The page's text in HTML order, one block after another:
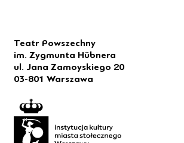
Teatr Powszechny
im. Zygmunta Hübnera
ul. Jana Zamoyskiego 20
03-801 Warszawa